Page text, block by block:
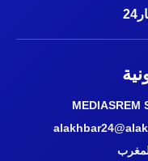
MEDIASREM